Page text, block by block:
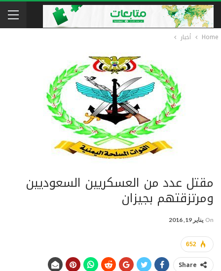
Home أخبار
مقتل عدد من العسكريين السعوديين
ومرتزقتهم بجيزان
On يناير 19, 2016
652
Share